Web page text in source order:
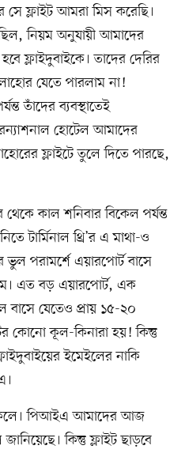
সে ফ্লাইট আমরা মিস করেছি।
নিয়ম অনুযায়ী আমাদের
ফ্লাইদুবাইকে। তাদের দেরির
যেতে পারলাম না!
তাঁদের ব্যবস্থাতেই
হোটেল আমাদের
ফ্লাইটে তুলে দিতে পারছে,
কাল শনিবার বিকেল পর্যন্ত
টার্মিনাল থ্রি’র এ মাথা-ও
পরামর্শে এয়ারপোর্ট বাসে
এত বড় এয়ারপোর্ট, এক
বাসে যেতেও প্রায় ১৫-২০
কোনো কূল-কিনারা হয়! কিন্তু
ইমেইলের নাকি
পিআইএ আমাদের আজ
কিন্তু ফ্লাইট ছাড়বে